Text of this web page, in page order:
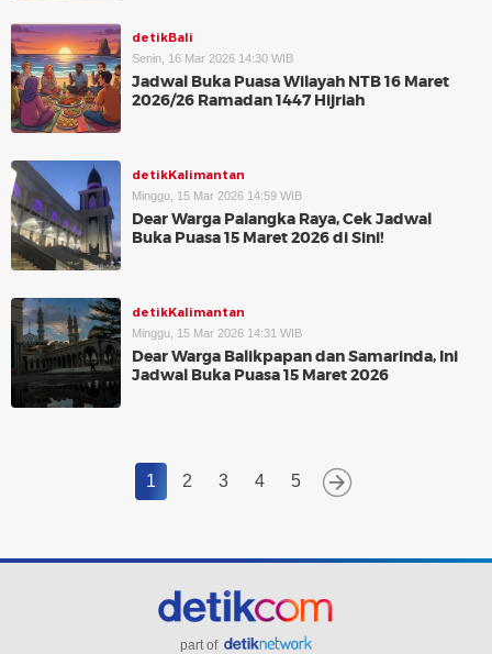
detikBali
Senin, 16 Mar 2026 14:30 WIB
Jadwal Buka Puasa Wilayah NTB 16 Maret
2026/26 Ramadan 1447 Hijriah
detikKalimantan
Minggu, 15 Mar 2026 14:59 WIB
Dear Warga Palangka Raya, Cek Jadwal
Buka Puasa 15 Maret 2026 di Sini!
detikKalimantan
Minggu, 15 Mar 2026 14:31 WIB
Dear Warga Balikpapan dan Samarinda, Ini
Jadwal Buka Puasa 15 Maret 2026
1 2 3 4 5
part of